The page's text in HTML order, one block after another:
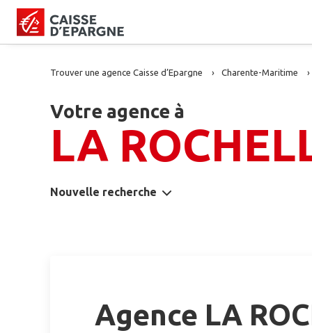
Trouver une agence Caisse d’Epargne Charente-Maritime
Votre agence à
LA
Nouvelle recherche
Agence LA